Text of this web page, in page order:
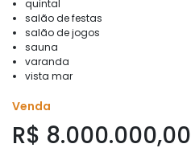
quintal
salão de festas
salão de jogos
sauna
varanda
vista mar
Venda
R$ 8.000.000,00